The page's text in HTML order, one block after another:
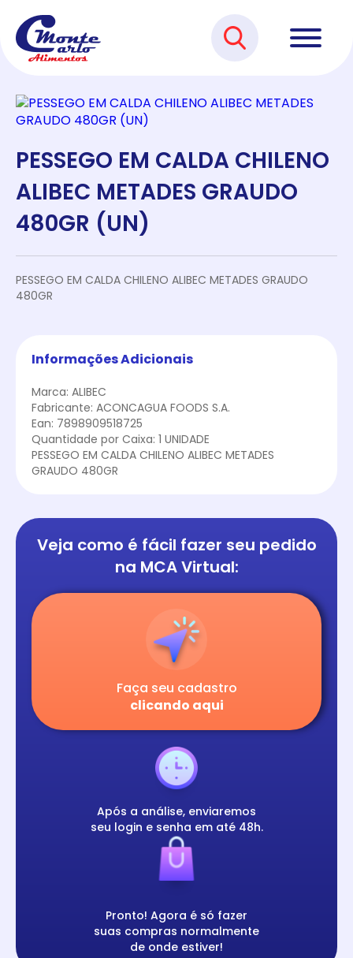
PESSEGO EM CALDA CHILENO
ALIBEC METADES GRAUDO
480GR (UN)
PESSEGO EM CALDA CHILENO ALIBEC METADES GRAUDO
480GR
Informações Adicionais
Marca: ALIBEC
Fabricante: ACONCAGUA FOODS S.A.
Ean: 7898909518725
Quantidade por Caixa: 1 UNIDADE
PESSEGO EM CALDA CHILENO ALIBEC METADES
GRAUDO 480GR
Veja como é fácil fazer seu pedido
na MCA Virtual:
Faça seu cadastro
clicando aqui
Após a análise, enviaremos
seu login e senha em até 48h.
Pronto! Agora é só fazer
suas compras normalmente
de onde estiver!